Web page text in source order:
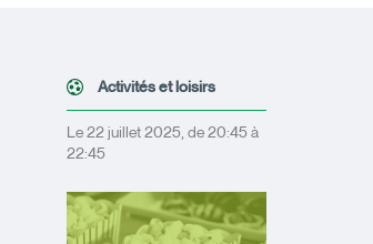
Activités et loisirs
Le 22 juillet 2025, de 20:45 à
22:45